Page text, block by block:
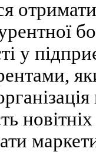
у